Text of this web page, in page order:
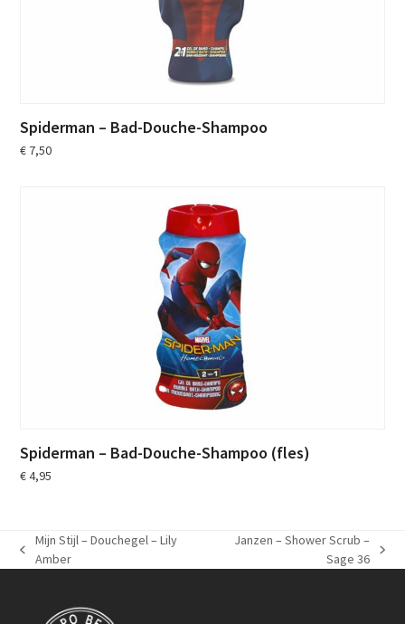
Spiderman – Bad-Douche-Shampoo
€ 7,50
Spiderman – Bad-Douche-Shampoo (fles)
€4,95
previous
Mijn Stijl – Douchegel – Lily
Amber
Janzen – Shower Scrub –
Sage 36